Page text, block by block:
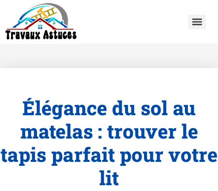
Élégance du sol au
matelas : trouver le
tapis parfait pour votre
lit